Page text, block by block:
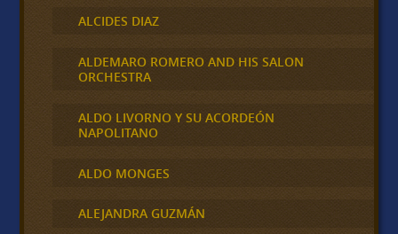
ALCIDES DIAZ
ALDEMARO ROMERO AND HIS SALON
ORCHESTRA
ALDO LIVORNO Y SU ACORDEÓN
NAPOLITANO
ALDO MONGES
ALEJANDRA GUZMÁN